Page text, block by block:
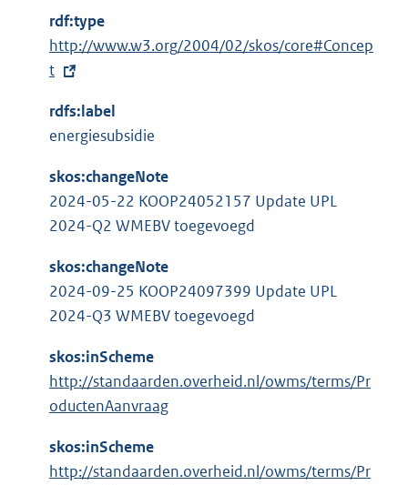
l
i
k
:
e
r
n
n
k
:
rdf:type
E
x
e
r
n
e
l
n
k
:
http://www.w3.org/2004/02/skos/core#Concep
t
rdfs:label
energiesubsidie
skos:changeNote
2024-05-22 KOOP24052157 Update UPL
2024-Q2 WMEBV toegevoegd
skos:changeNote
2024-09-25 KOOP24097399 Update UPL
2024-Q3 WMEBV toegevoegd
skos:inScheme
http://standaarden.overheid.nl/owms/terms/Pr
oductenAanvraag
skos:inScheme
http://standaarden.overheid.nl/owms/terms/Pr